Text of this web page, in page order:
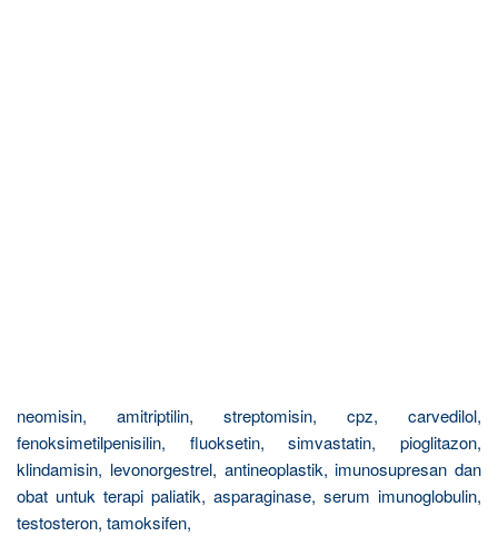
neomisin, amitriptilin, streptomisin, cpz, carvedilol,
fenoksimetilpenisilin, fluoksetin, simvastatin, pioglitazon,
klindamisin, levonorgestrel, antineoplastik, imunosupresan dan
obat untuk terapi paliatik, asparaginase, serum imunoglobulin,
testosteron, tamoksifen,